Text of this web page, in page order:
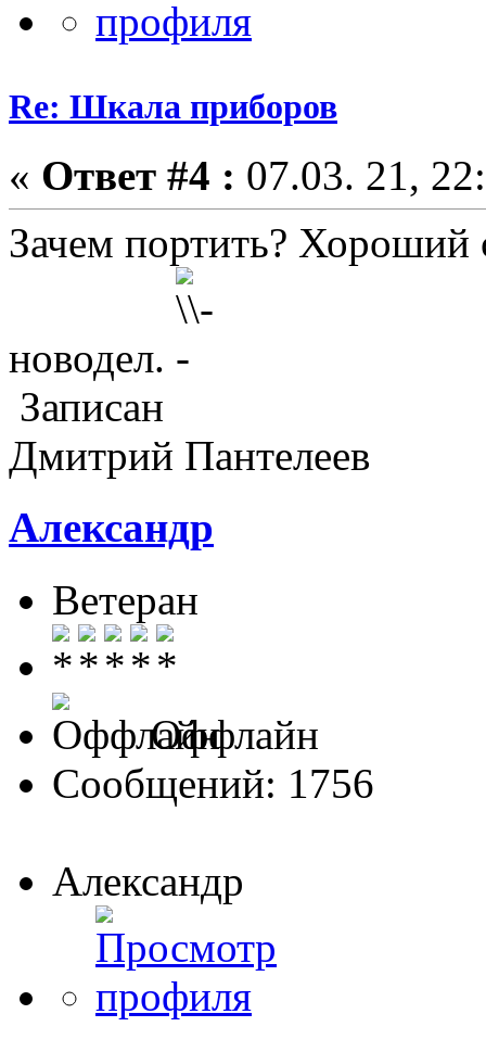
Re: Шкала приборов
« Ответ #4 : 07.03. 21,
Зачем портить? Хороший
новодел.
Записан
Дмитрий Пантелеев
Александр
Ветеран
Оффлайн
Сообщений: 1756
Александр